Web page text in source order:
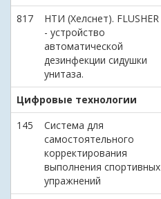
817
НТИ (Хелснет). FLUSHER
- устройство
автоматической
дезинфекции сидушки
унитаза.
Цифровые технологии
145
Система для
самостоятельного
корректирования
выполнения спортивных
упражнений